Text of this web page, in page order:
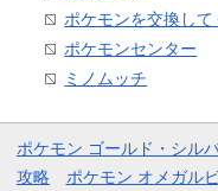
ポケモンを交換して
ポケモンセンター
ミノムッチ
ポケモン ゴールド・シル
攻略
ポケモン オメガル